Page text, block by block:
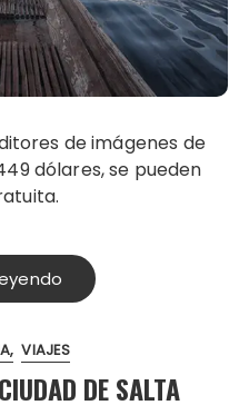
dólares, se pueden
VIAJES
DE SALTA